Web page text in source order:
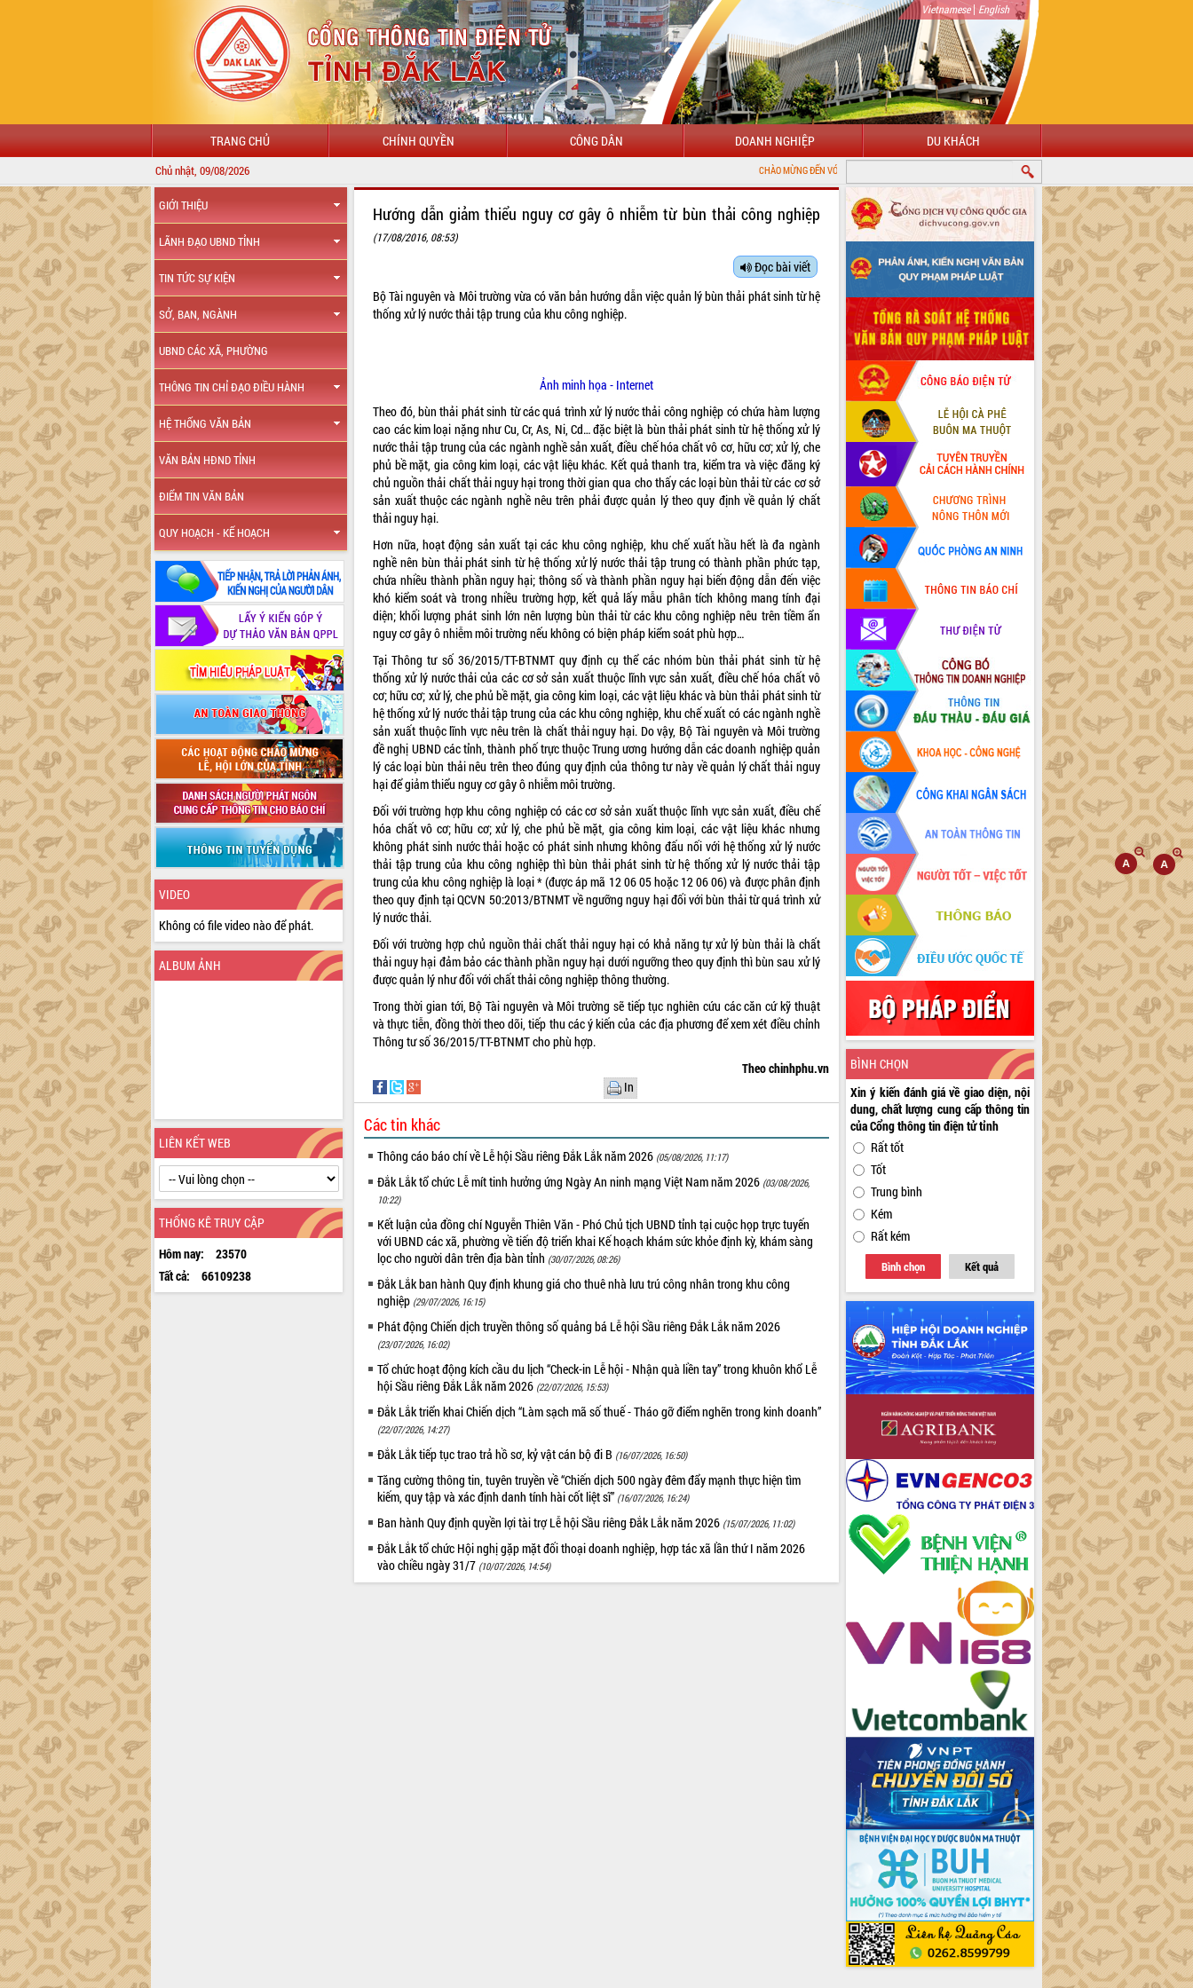
Vietnamese| English
TRANG CHỦ CHÍNH QUYỀN CÔNG DÂN DOANH NGHIỆP DU KHÁCH
Chủ nhật, 09/08/2026 CHÀO MỪNG ĐẾN VỚI CỔNG THÔNG TIN ĐIỆN TỬ TỈNH ĐẮK LẮK
GIỚI THIỆU
LÃNH ĐẠO UBND TỈNH
TIN TỨC SỰ KIỆN
SỞ, BAN, NGÀNH
UBND CÁC XÃ, PHƯỜNG
THÔNG TIN CHỈ ĐẠO ĐIỀU HÀNH
HỆ THỐNG VĂN BẢN
VĂN BẢN HĐND TỈNH
ĐIỂM TIN VĂN BẢN
QUY HOẠCH - KẾ HOẠCH
VIDEO
Không có file video nào để phát.
ALBUM ẢNH
LIÊN KẾT WEB
THỐNG KÊ TRUY CẬP
Hôm nay:
23570
Tất cả:
66109238
Hướng dẫn giảm thiểu nguy cơ gây ô nhiễm từ bùn thải công nghiệp
(17/08/2016, 08:53)
Đọc bài viết
Bộ Tài nguyên và Môi trường vừa có văn bản hướng dẫn việc quản lý bùn thải phát sinh từ hệ
thống xử lý nước thải tập trung của khu công nghiệp.
Ảnh minh họa - Internet
Theo đó, bùn thải phát sinh từ các quá trình xử lý nước thải công nghiệp có chứa hàm lượng
cao các kim loại nặng như Cu, Cr, As, Ni, Cd… đặc biệt là bùn thải phát sinh từ hệ thống xử lý
nước thải tập trung của các ngành nghề sản xuất, điều chế hóa chất vô cơ, hữu cơ; xử lý, che
phủ bề mặt, gia công kim loại, các vật liệu khác. Kết quả thanh tra, kiểm tra và việc đăng ký
chủ nguồn thải chất thải nguy hại trong thời gian qua cho thấy các loại bùn thải từ các cơ sở
sản xuất thuộc các ngành nghề nêu trên phải được quản lý theo quy định về quản lý chất
thải nguy hại.
Hơn nữa, hoạt động sản xuất tại các khu công nghiệp, khu chế xuất hầu hết là đa ngành
nghề nên bùn thải phát sinh từ hệ thống xử lý nước thải tập trung có thành phần phức tạp,
chứa nhiều thành phần nguy hại; thông số và thành phần nguy hại biến động dẫn đến việc
khó kiểm soát và trong nhiều trường hợp, kết quả lấy mẫu phân tích không mang tính đại
diện; khối lượng phát sinh lớn nên lượng bùn thải từ các khu công nghiệp nêu trên tiềm ẩn
nguy cơ gây ô nhiễm môi trường nếu không có biện pháp kiểm soát phù hợp…
Tại Thông tư số 36/2015/TT-BTNMT quy định cụ thể các nhóm bùn thải phát sinh từ hệ
thống xử lý nước thải của các cơ sở sản xuất thuộc lĩnh vực sản xuất, điều chế hóa chất vô
cơ; hữu cơ; xử lý, che phủ bề mặt, gia công kim loại, các vật liệu khác và bùn thải phát sinh từ
hệ thống xử lý nước thải tập trung của các khu công nghiệp, khu chế xuất có các ngành nghề
sản xuất thuộc lĩnh vực nêu trên là chất thải nguy hại. Do vậy, Bộ Tài nguyên và Môi trường
đề nghị UBND các tỉnh, thành phố trực thuộc Trung ương hướng dẫn các doanh nghiệp quản
lý các loại bùn thải nêu trên theo đúng quy định của thông tư này về quản lý chất thải nguy
hại để giảm thiểu nguy cơ gây ô nhiễm môi trường.
Đối với trường hợp khu công nghiệp có các cơ sở sản xuất thuộc lĩnh vực sản xuất, điều chế
hóa chất vô cơ; hữu cơ; xử lý, che phủ bề mặt, gia công kim loại, các vật liệu khác nhưng
không phát sinh nước thải hoặc có phát sinh nhưng không đấu nối với hệ thống xử lý nước
thải tập trung của khu công nghiệp thì bùn thải phát sinh từ hệ thống xử lý nước thải tập
trung của khu công nghiệp là loại * (được áp mã 12 06 05 hoặc 12 06 06) và được phân định
theo quy định tại QCVN 50:2013/BTNMT về ngưỡng nguy hại đối với bùn thải từ quá trình xử
lý nước thải.
Đối với trường hợp chủ nguồn thải chất thải nguy hại có khả năng tự xử lý bùn thải là chất
thải nguy hại đảm bảo các thành phần nguy hại dưới ngưỡng theo quy định thì bùn sau xử lý
được quản lý như đối với chất thải công nghiệp thông thường.
Trong thời gian tới, Bộ Tài nguyên và Môi trường sẽ tiếp tục nghiên cứu các căn cứ kỹ thuật
và thực tiễn, đồng thời theo dõi, tiếp thu các ý kiến của các địa phương để xem xét điều chỉnh
Thông tư số 36/2015/TT-BTNMT cho phù hợp.
Theo chinhphu.vn
In
Các tin khác
Thông cáo báo chí về Lễ hội Sầu riêng Đắk Lắk năm 2026 (05/08/2026, 11:17)
Đắk Lắk tổ chức Lễ mít tinh hưởng ứng Ngày An ninh mạng Việt Nam năm 2026 (03/08/2026,
10:22)
Kết luận của đồng chí Nguyễn Thiên Văn - Phó Chủ tịch UBND tỉnh tại cuộc họp trực tuyến
với UBND các xã, phường về tiến độ triển khai Kế hoạch khám sức khỏe định kỳ, khám sàng
lọc cho người dân trên địa bàn tỉnh (30/07/2026, 08:26)
Đắk Lắk ban hành Quy định khung giá cho thuê nhà lưu trú công nhân trong khu công
nghiệp (29/07/2026, 16:15)
Phát động Chiến dịch truyền thông số quảng bá Lễ hội Sầu riêng Đắk Lắk năm 2026
(23/07/2026, 16:02)
Tổ chức hoạt động kích cầu du lịch “Check-in Lễ hội - Nhận quà liền tay” trong khuôn khổ Lễ
hội Sầu riêng Đắk Lắk năm 2026 (22/07/2026, 15:53)
Đắk Lắk triển khai Chiến dịch “Làm sạch mã số thuế - Tháo gỡ điểm nghẽn trong kinh doanh”
(22/07/2026, 14:27)
Đắk Lắk tiếp tục trao trả hồ sơ, kỷ vật cán bộ đi B (16/07/2026, 16:50)
Tăng cường thông tin, tuyên truyền về “Chiến dịch 500 ngày đêm đẩy mạnh thực hiện tìm
kiếm, quy tập và xác định danh tính hài cốt liệt sĩ” (16/07/2026, 16:24)
Ban hành Quy định quyền lợi tài trợ Lễ hội Sầu riêng Đắk Lắk năm 2026 (15/07/2026, 11:02)
Đắk Lắk tổ chức Hội nghị gặp mặt đối thoại doanh nghiệp, hợp tác xã lần thứ I năm 2026
vào chiều ngày 31/7 (10/07/2026, 14:54)
BÌNH CHỌN
Xin ý kiến đánh giá về giao diện, nội
dung, chất lượng cung cấp thông tin
của Cổng thông tin điện tử tỉnh
Rất tốt
Tốt
Trung bình
Kém
Rất kém
Bình chọn Kết quả